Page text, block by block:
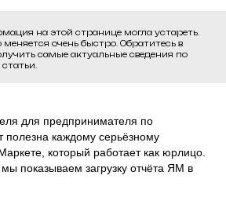
на этой странице могла устареть.
меняется очень быстро. Обратитесь в
самые актуальные сведения по
для предпринимателя по
полезна каждому серьёзному
который работает как юрлицо.
показываем загрузку отчёта ЯМ в